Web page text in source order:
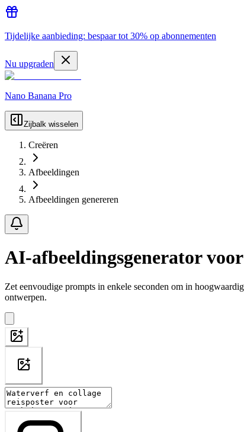
Tijdelijke aanbieding: bespaar tot 30% op abonnementen
Nu upgraden
Nano Banana Pro
Zijbalk wisselen
Creëren
Afbeeldingen
Afbeeldingen genereren
AI-afbeeldingsgenerator
Zet eenvoudige prompts in enkele seconden om in
ontwerpen.